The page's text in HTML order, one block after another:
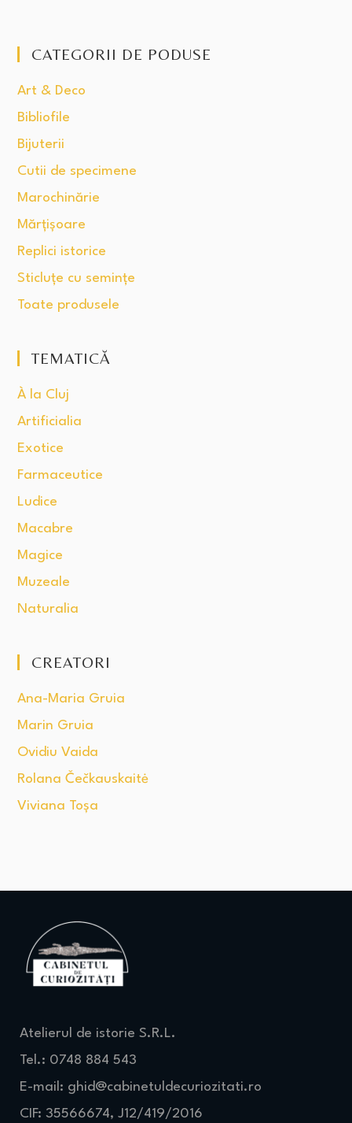
CATEGORII DE PODUSE
Art & Deco
Bibliofile
Bijuterii
Cutii de specimene
Marochinărie
Mărțișoare
Replici istorice
Sticluțe cu semințe
Toate produsele
TEMATICĂ
À la Cluj
Artificialia
Exotice
Farmaceutice
Ludice
Macabre
Magice
Muzeale
Naturalia
CREATORI
Ana-Maria Gruia
Marin Gruia
Ovidiu Vaida
Rolana Čečkauskaitė
Viviana Toșa
Atelierul de istorie S.R.L.
Tel.: 0748 884 543
E-mail: ghid@cabinetuldecuriozitati.ro
CIF: 35566674, J12/419/2016